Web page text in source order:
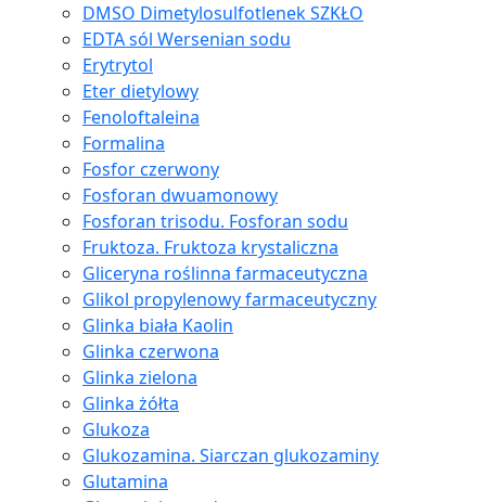
DMSO Dimetylosulfotlenek SZKŁO
EDTA sól Wersenian sodu
Erytrytol
Eter dietylowy
Fenoloftaleina
Formalina
Fosfor czerwony
Fosforan dwuamonowy
Fosforan trisodu. Fosforan sodu
Fruktoza. Fruktoza krystaliczna
Gliceryna roślinna farmaceutyczna
Glikol propylenowy farmaceutyczny
Glinka biała Kaolin
Glinka czerwona
Glinka zielona
Glinka żółta
Glukoza
Glukozamina. Siarczan glukozaminy
Glutamina